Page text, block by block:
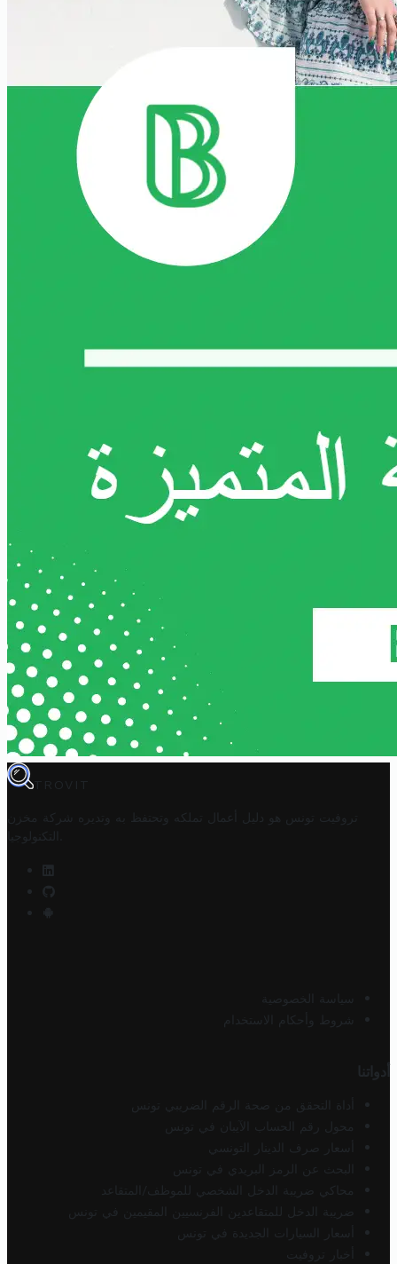
TROVIT
تروفيت تونس هو دليل أعمال تملكه وتحتفظ به وتديره
شركة مخزن
التكنولوجيا
سياسة الخصوصية
شروط وأحكام الاستخدام
أدواتنا
أداة التحقق من صحة الرقم الضريبي تونس
محول رقم الحساب الآيبان في تونس
أسعار صرف الدينار التونسي
البحث عن الرمز البريدي في تونس
محاكي ضريبة الدخل الشخصي للموظف/المتقاعد
ضريبة الدخل للمتقاعدين الفرنسيين المقيمين في تونس
أسعار السيارات الجديدة في تونس
أخبار تروفيت